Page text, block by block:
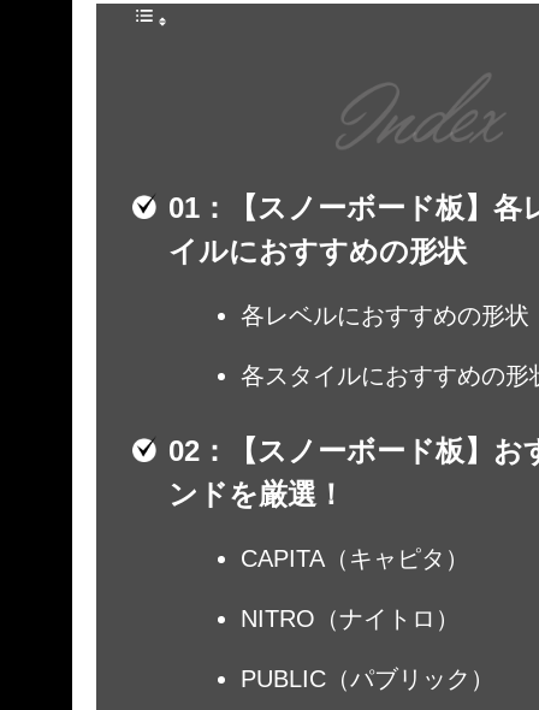
【スノーボード板】
イルにおすすめの形状
各レベルにおすすめの形状
各スタイルにおすすめの形
【スノーボード板】
ンドを厳選！
CAPITA（キャピタ）
NITRO（ナイトロ）
PUBLIC（パブリック）